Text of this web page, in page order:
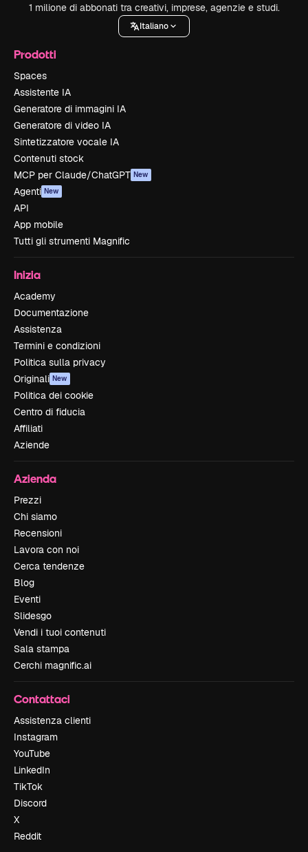
1 milione di abbonati tra creativi, imprese, agenzie e studi.
Italiano
Prodotti
Spaces
Assistente IA
Generatore di immagini IA
Generatore di video IA
Sintetizzatore vocale IA
Contenuti stock
MCP per Claude/ChatGPT New
Agenti New
API
App mobile
Tutti gli strumenti Magnific
Inizia
Academy
Documentazione
Assistenza
Termini e condizioni
Politica sulla privacy
Originali New
Politica dei cookie
Centro di fiducia
Affiliati
Aziende
Azienda
Prezzi
Chi siamo
Recensioni
Lavora con noi
Cerca tendenze
Blog
Eventi
Slidesgo
Vendi i tuoi contenuti
Sala stampa
Cerchi magnific.ai
Contattaci
Assistenza clienti
Instagram
YouTube
LinkedIn
TikTok
Discord
X
Reddit